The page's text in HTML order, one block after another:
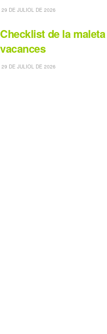
29 DE JULIOL DE 2026
Checklist de la
vacances
29 DE JULIOL DE 2026